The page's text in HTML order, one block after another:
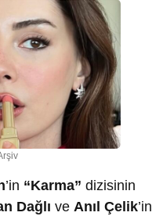
’in “Karma” dizisinin
Dağlı ve Anıl Çelik’in